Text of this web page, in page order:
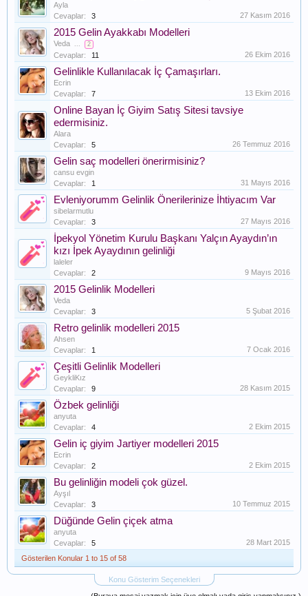
Ayla
Cevaplar:
3 27 Kasım 2016
2015 Gelin Ayakkabı Modelleri
Veda ... 2
Cevaplar: 11 26 Ekim 2016
Gelinlikle Kullanılacak İç Çamaşırları.
Ecrin
Cevaplar:
7 13 Ekim 2016
Online Bayan İç Giyim Satış Sitesi tavsiye
edermisiniz.
Alara
Cevaplar:
5 26 Temmuz 2016
Gelin saç modelleri önerirmisiniz?
cansu evgin
Cevaplar:
1 31 Mayıs 2016
Evleniyorumm Gelinlik Önerilerinize İhtiyacım Var
sibelarmutlu
Cevaplar:
3 27 Mayıs 2016
İpekyol Yönetim Kurulu Başkanı Yalçın Ayaydın’ın
kızı İpek Ayaydının gelinliği
laleler
Cevaplar:
2 9 Mayıs 2016
2015 Gelinlik Modelleri
Veda
Cevaplar:
3 5 Şubat 2016
Retro gelinlik modelleri 2015
Ahsen
Cevaplar:
1 7 Ocak 2016
Çeşitli Gelinlik Modelleri
GeykliKız
Cevaplar:
9 28 Kasım 2015
Özbek gelinliği
anyuta
Cevaplar:
4 2 Ekim 2015
Gelin iç giyim Jartiyer modelleri 2015
Ecrin
Cevaplar:
2 2 Ekim 2015
Bu gelinliğin modeli çok güzel.
Ayşıl
Cevaplar:
3 10 Temmuz 2015
Düğünde Gelin çiçek atma
anyuta
Cevaplar:
5
28 Mart 2015
Gösterilen Konular 1 to 15 of 58
Konu Gösterim Seçenekleri